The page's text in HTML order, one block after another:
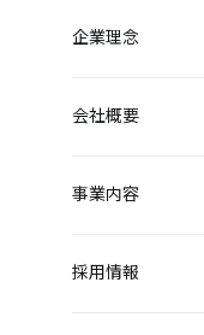
企業理念
会社概要
事業内容
採用情報